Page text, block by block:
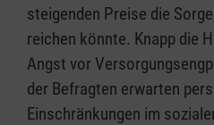
steigenden Preise die
reichen könnte. Knapp die
Angst vor
der Befragten erwarten
Einschränkungen im